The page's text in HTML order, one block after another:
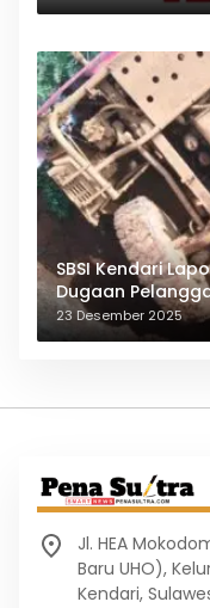
SBSI Kendari
Dugaan
23 Desember 2025
Jl. HEA
Baru UHO),
Kendari,